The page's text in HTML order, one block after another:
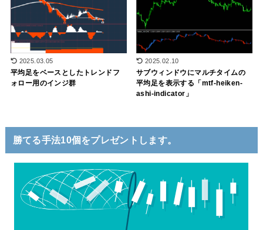
2025.03.05
平均足をベースとしたトレンドフ
ォロー用のインジ群
2025.02.10
サブウィンドウにマルチタイムの
平均足を表示する「mtf-heiken-
ashi-indicator」
勝てる手法10個をプレゼントします。